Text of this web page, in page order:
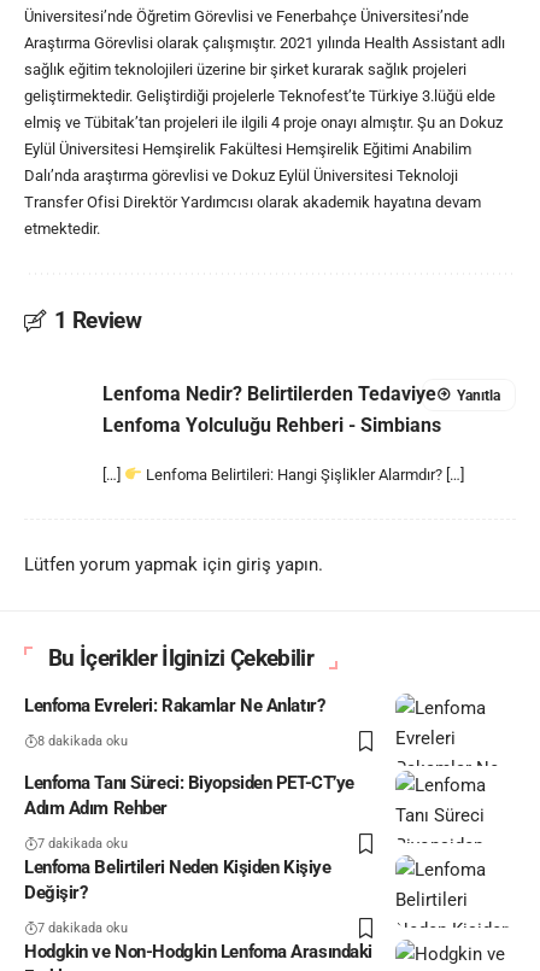
Üniversitesi’nde Öğretim Görevlisi ve Fenerbahçe Üniversitesi’nde
Araştırma Görevlisi olarak çalışmıştır. 2021 yılında Health Assistant adlı
sağlık eğitim teknolojileri üzerine bir şirket kurarak sağlık projeleri
geliştirmektedir. Geliştirdiği projelerle Teknofest’te Türkiye 3.lüğü elde
elmiş ve Tübitak’tan projeleri ile ilgili 4 proje onayı almıştır. Şu an Dokuz
Eylül Üniversitesi Hemşirelik Fakültesi Hemşirelik Eğitimi Anabilim
Dalı’nda araştırma görevlisi ve Dokuz Eylül Üniversitesi Teknoloji
Transfer Ofisi Direktör Yardımcısı olarak akademik hayatına devam
etmektedir.
1 Review
Lenfoma Nedir? Belirtilerden Tedaviye
Lenfoma Yolculuğu Rehberi - Simbians
[…] Lenfoma Belirtileri: Hangi Şişlikler Alarmdır? […]
Yanıtla
Lütfen yorum yapmak için giriş yapın.
Bu İçerikler İlginizi Çekebilir
Lenfoma Evreleri: Rakamlar Ne Anlatır?
8 dakikada oku
Lenfoma Tanı Süreci: Biyopsiden PET-CT’ye
Adım Adım Rehber
7 dakikada oku
Lenfoma Belirtileri Neden Kişiden Kişiye
Değişir?
7 dakikada oku
Hodgkin ve Non-Hodgkin Lenfoma Arasındaki